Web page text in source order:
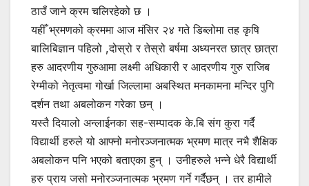
ठाउँ जाने क्रम चलिरहेको छ ।
यहीँ भ्रमणको क्रममा आज मंसिर २४ गते डिब्लोमा तह कृषि
बालिबिज्ञान पहिलो ,दोस्रो र तेस्रो बर्षमा अध्यनरत छात्र छात्रा
हरु आदरणीय गुरुआमा लक्ष्मी अधिकारी र आदरणीय गुरु राजिब
रेग्मीको नेतृत्वमा गोर्खा जिल्लामा अबस्थित मनकामना मन्दिर पुगि
दर्शन तथा अबलोकन गरेका छन् ।
यस्तै दियालो अन्लाईनका सह-सम्पादक के.बि संग कुरा गर्दै
विद्यार्थी हरुले यो आफ्नो मनोरञ्जनात्मक भ्रमण मात्र नभै शैक्षिक
अबलोकन पनि भएको बताएका हुन् । उनीहरुले भन्ने धेरै विद्यार्थी
हरु प्राय जसो मनोरञ्जनात्मक भ्रमण गर्ने गर्दैछन् । तर हामीले